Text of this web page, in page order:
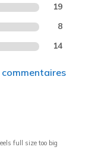
19
8
14
full size too big